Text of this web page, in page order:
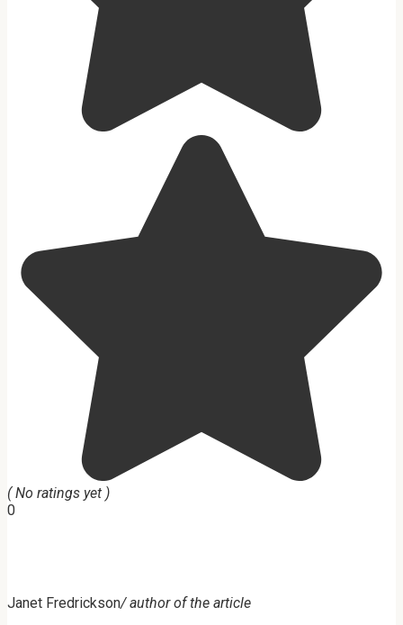
( No ratings yet )
0
Janet Fredrickson/ author of the article